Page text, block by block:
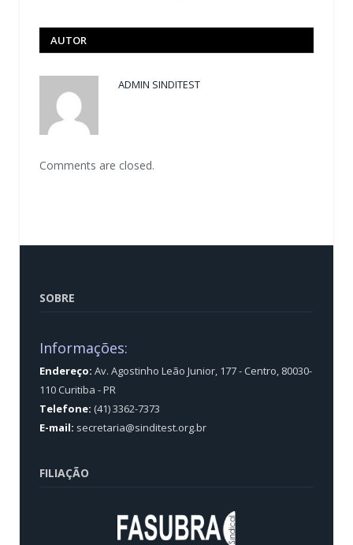
AUTOR
ADMIN SINDITEST
Comments are closed.
SOBRE
Informações:
Endereço: Av. Agostinho Leão Junior, 177 - Centro, 80030-
110 Curitiba - PR
Telefone: (41) 3362-7373
E-mail: secretaria@sinditest.org.br
FILIAÇÃO